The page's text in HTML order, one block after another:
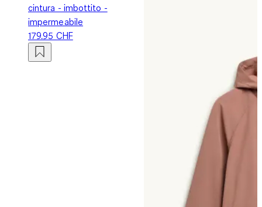
cintura - imbottito -
impermeabile
179.95 CHF